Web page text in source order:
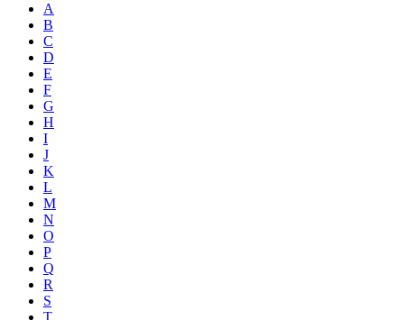
A
B
C
D
E
F
G
H
I
J
K
L
M
N
O
P
Q
R
S
T